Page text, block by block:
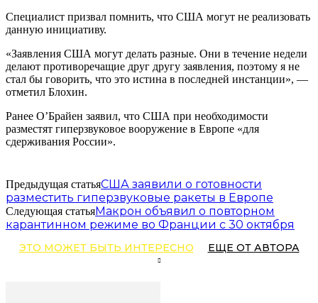
Специалист призвал помнить, что США могут не реализовать
данную инициативу.
«Заявления США могут делать разные. Они в течение недели
делают противоречащие друг другу заявления, поэтому я не
стал бы говорить, что это истина в последней инстанции», —
отметил Блохин.
Ранее О’Брайен заявил, что США при необходимости
разместят гиперзвуковое вооружение в Европе «для
сдерживания России».
Предыдущая статьяСША заявили о готовности
разместить гиперзвуковые ракеты в Европе
Следующая статьяМакрон объявил о повторном
карантинном режиме во Франции с 30 октября
ЭТО МОЖЕТ БЫТЬ ИНТЕРЕСНО ЕЩЕ ОТ АВТОРА